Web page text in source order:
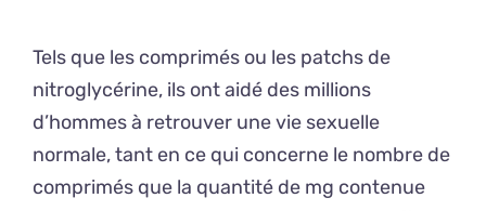
Tels que les comprimés ou les patchs de
nitroglycérine, ils ont aidé des millions
d’hommes à retrouver une vie sexuelle
normale, tant en ce qui concerne le nombre de
comprimés que la quantité de mg contenue